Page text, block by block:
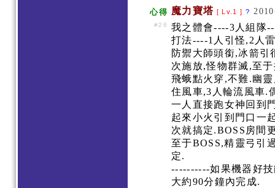
心得 魔力寶塔 [ Lv.1 ] ?
#26
我之體會----3人組隊
打法----1人引怪,2人
防禦大師頭銜,冰箭
次施放,怪物群滅,至
飛蛾點火穿,不難.幽
住風車,3人輪流風車.
一人直接跑女神回到
起來小火引到門口一
次就搞定.BOSS房間
至于BOSS,精靈弓引
定.
----------如果機器好
大約90分鐘內完成.